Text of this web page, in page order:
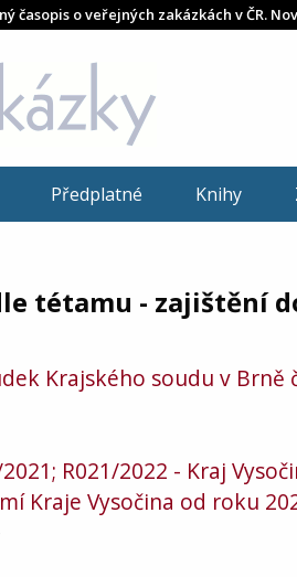
časopis o veřejných zakázkách v ČR.
Předplatné Knihy
tétamu - zajištění
Krajského soudu v Brně
2021; R021/2022 - Kraj
Kraje Vysočina od roku